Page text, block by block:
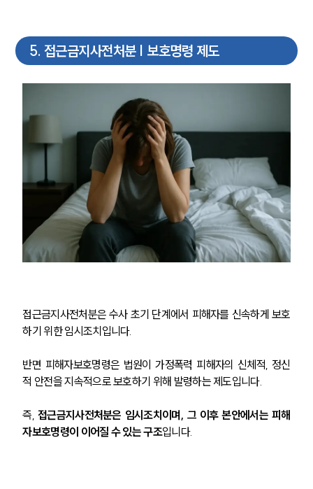
이혼전문변호사
소식/자료
언론보도
공지사항
법률 블로그
법률서식
뉴스레터/브로슈어
세미나
대륜법률상담예약
대륜법률상담예약
5. 접근금지사전처분 | 보호명령 제도
접근금지사전처분은 수사 초기 단계에서 피해자를 신속하게 보호
하기 위한 임시조치입니다.
반면 피해자보호명령은 법원이 가정폭력 피해자의 신체적, 정신
적 안전을 지속적으로 보호하기 위해 발령하는 제도입니다.
즉, 접근금지사전처분은 임시조치이며, 그 이후 본안에서는 피해
자보호명령이 이어질 수 있는 구조입니다.